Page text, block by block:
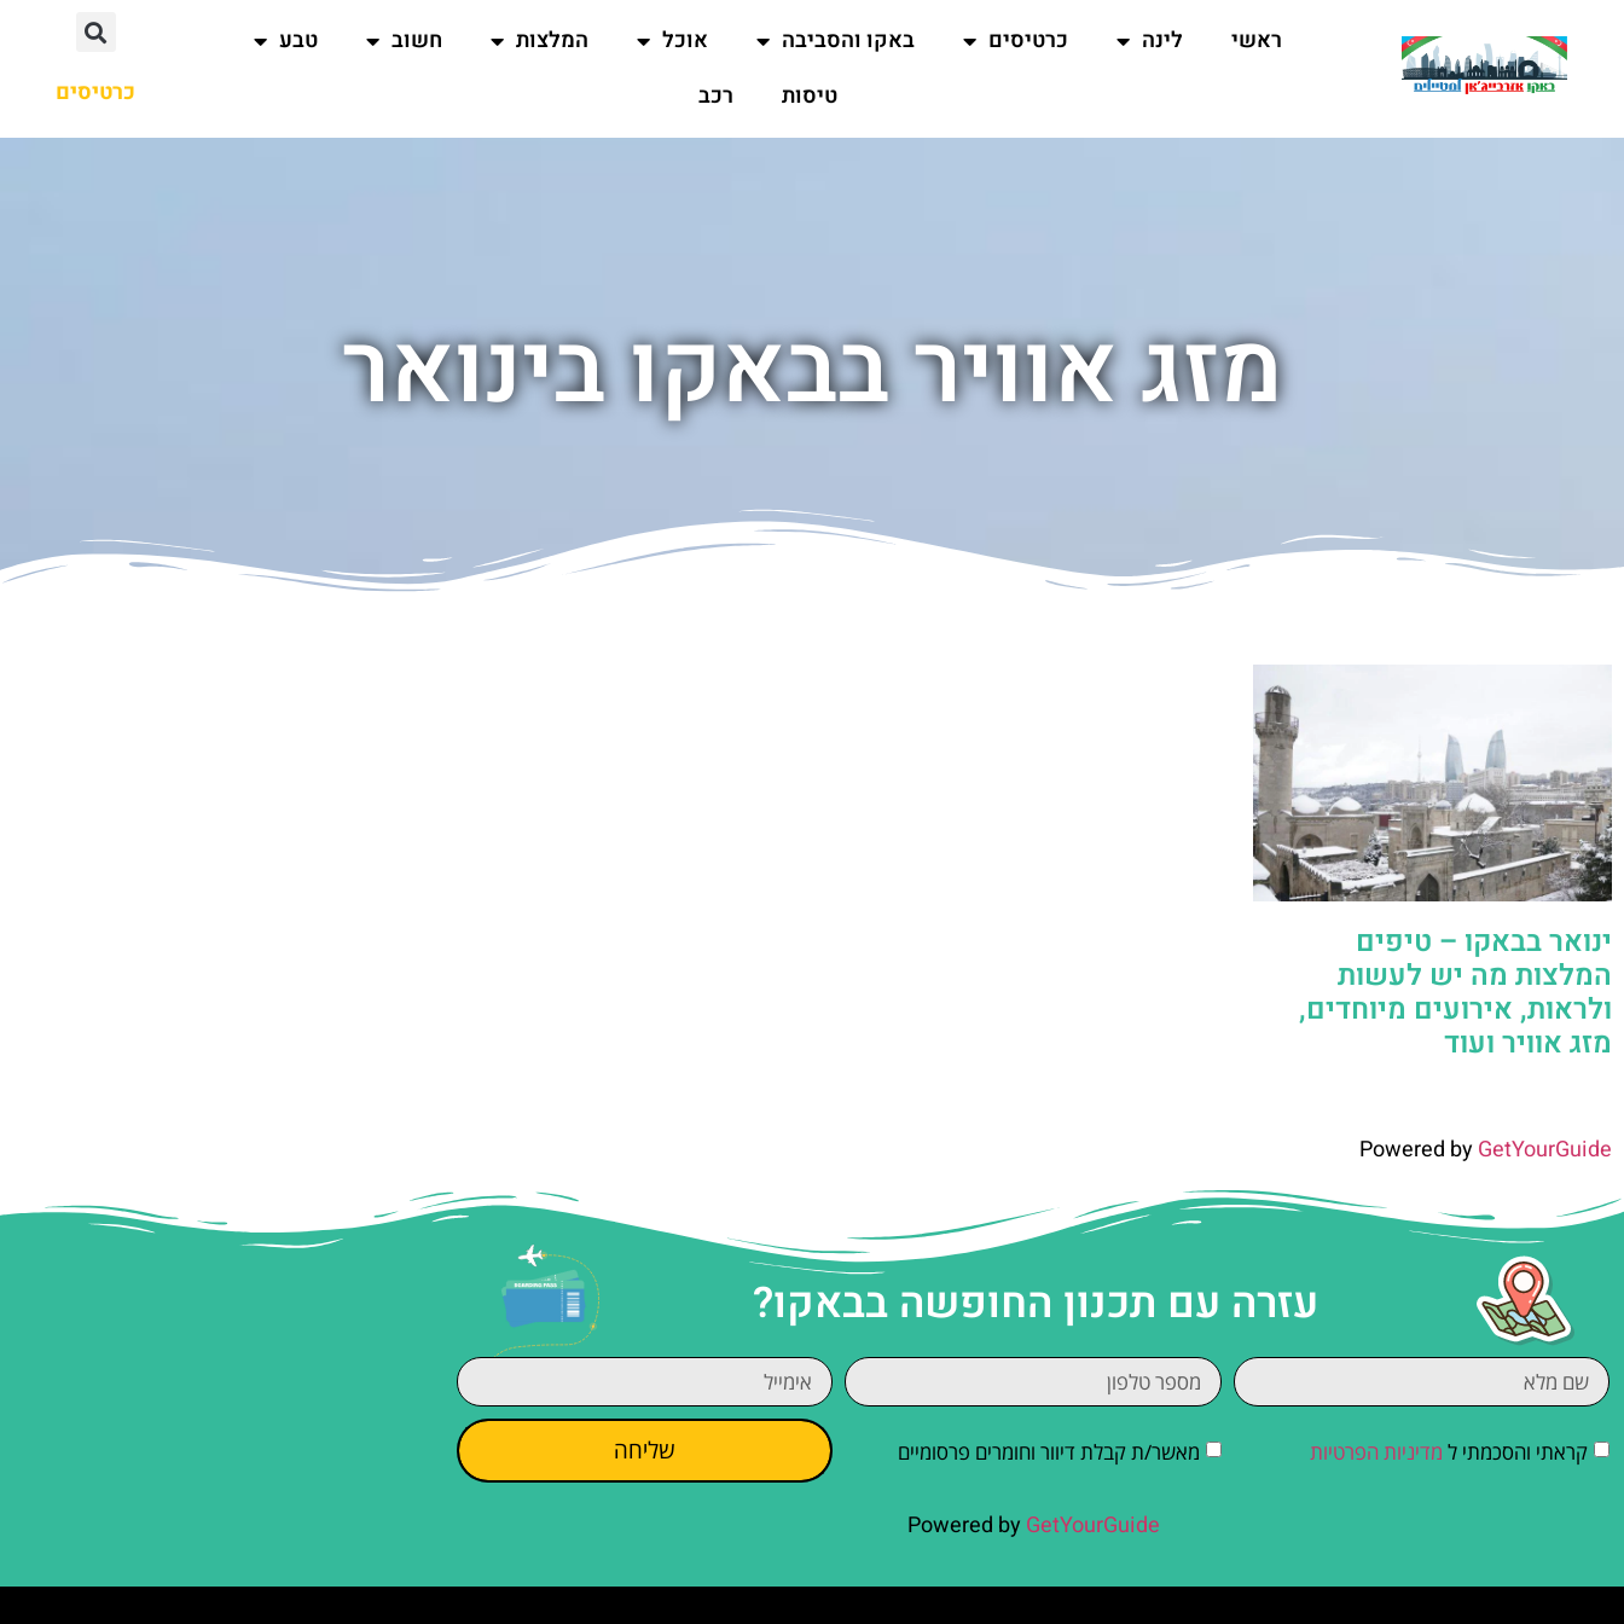
ראשי לינה כרטיסים באקו והסביבה אוכל המלצות חשוב
טבע
טיסות
רכב כרטיסים
מזג אוויר בבאקו בינואר
ינואר בבאקו – טיפים
המלצות מה יש לעשות
ולראות, אירועים מיוחדים,
מזג אוויר ועוד
Powered byGetYourGuide
עזרה עם תכנון החופשה בבאקו?
קראתי והסכמתי ל מדיניות הפרטיות מאשר/ת קבלת דיוור וחומרים פרסומיים שליחה
Powered by GetYourGuide